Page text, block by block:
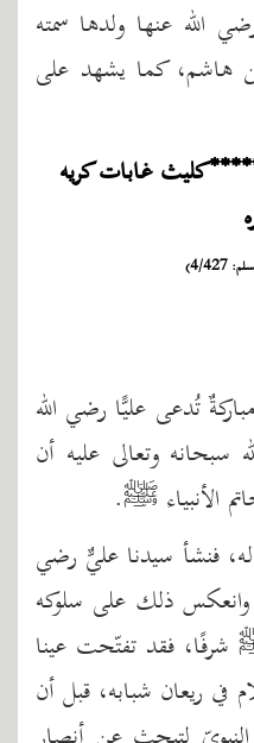
الله عنها ولدها سمته
هاشم، كما يشهد على
غابات كريه
427)
تُدعى عليًّا رضي الله
وتعالى عليه أن
الأنبياء ﷺ.
له، فنشأ سيدنا عليٌّ رضي
وانعكس ذلك على سلوكه
شرفًا، فقد تفتّحت عينا
في ريعان شبابه، قبل أن